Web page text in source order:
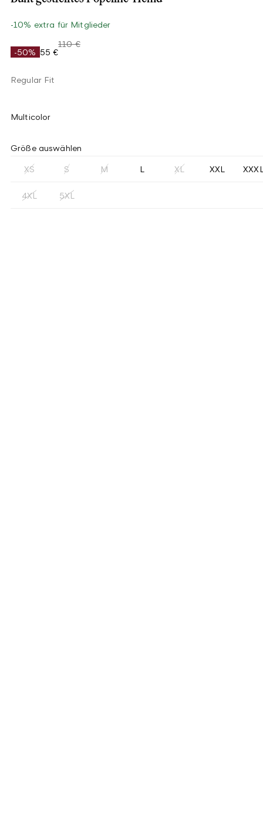
-10% extra für Mitglieder
-50% 55 €
110 €
Regular Fit
Multicolor
Größe auswählen
XS S M L XL XXL
4XL 5XL